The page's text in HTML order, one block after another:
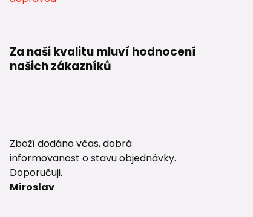
Za naši kvalitu mluví hodnocení
našich zákazníků
Zboží dodáno včas, dobrá
informovanost o stavu objednávky.
Doporučuji.
Miroslav